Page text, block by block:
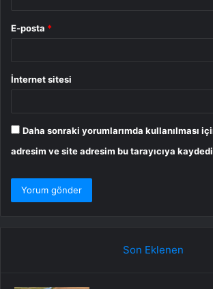
E-posta *
İnternet sitesi
Daha sonraki yorumlarımda kullanılması
adresim ve site adresim bu tarayıcıya
Son Eklenen